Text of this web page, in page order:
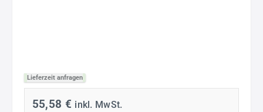
Lieferzeit anfragen
55,58 € inkl. MwSt.